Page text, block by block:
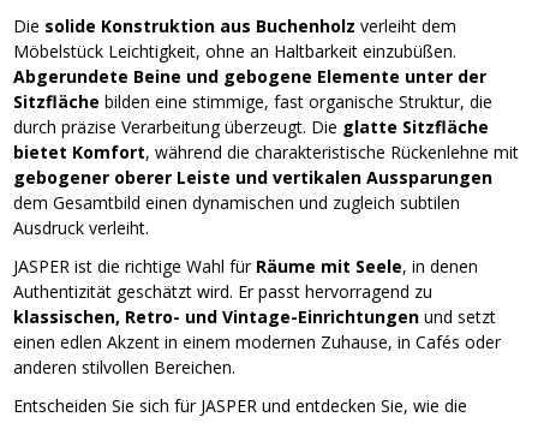
Die solide Konstruktion aus Buchenholz verleiht dem
Möbelstück Leichtigkeit, ohne an Haltbarkeit einzubüßen.
Abgerundete Beine und gebogene Elemente unter der
Sitzfläche bilden eine stimmige, fast organische Struktur, die
durch präzise Verarbeitung überzeugt. Die glatte Sitzfläche
bietet Komfort, während die charakteristische Rückenlehne mit
gebogener oberer Leiste und vertikalen Aussparungen
dem Gesamtbild einen dynamischen und zugleich subtilen
Ausdruck verleiht.
JASPER ist die richtige Wahl für Räume mit Seele, in denen
Authentizität geschätzt wird. Er passt hervorragend zu
klassischen, Retro- und Vintage-Einrichtungenund setzt
einen edlen Akzent in einem modernen Zuhause, in Cafés oder
anderen stilvollen Bereichen.
Entscheiden Sie sich für JASPER und entdecken Sie, wie die